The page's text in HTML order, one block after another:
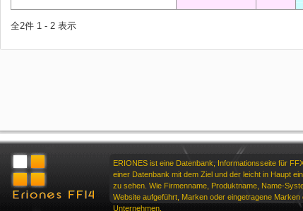
全2件 1 - 2 表示
ERIONES ist eine Datenbank, Informationsseite für
einer Datenbank mit dem Ziel und der leicht in Haupt
zu sehen. Wie Firmenname, Produktname, Name-
Website aufgeführt, Marken oder eingetragene Marken
Unternehmen.